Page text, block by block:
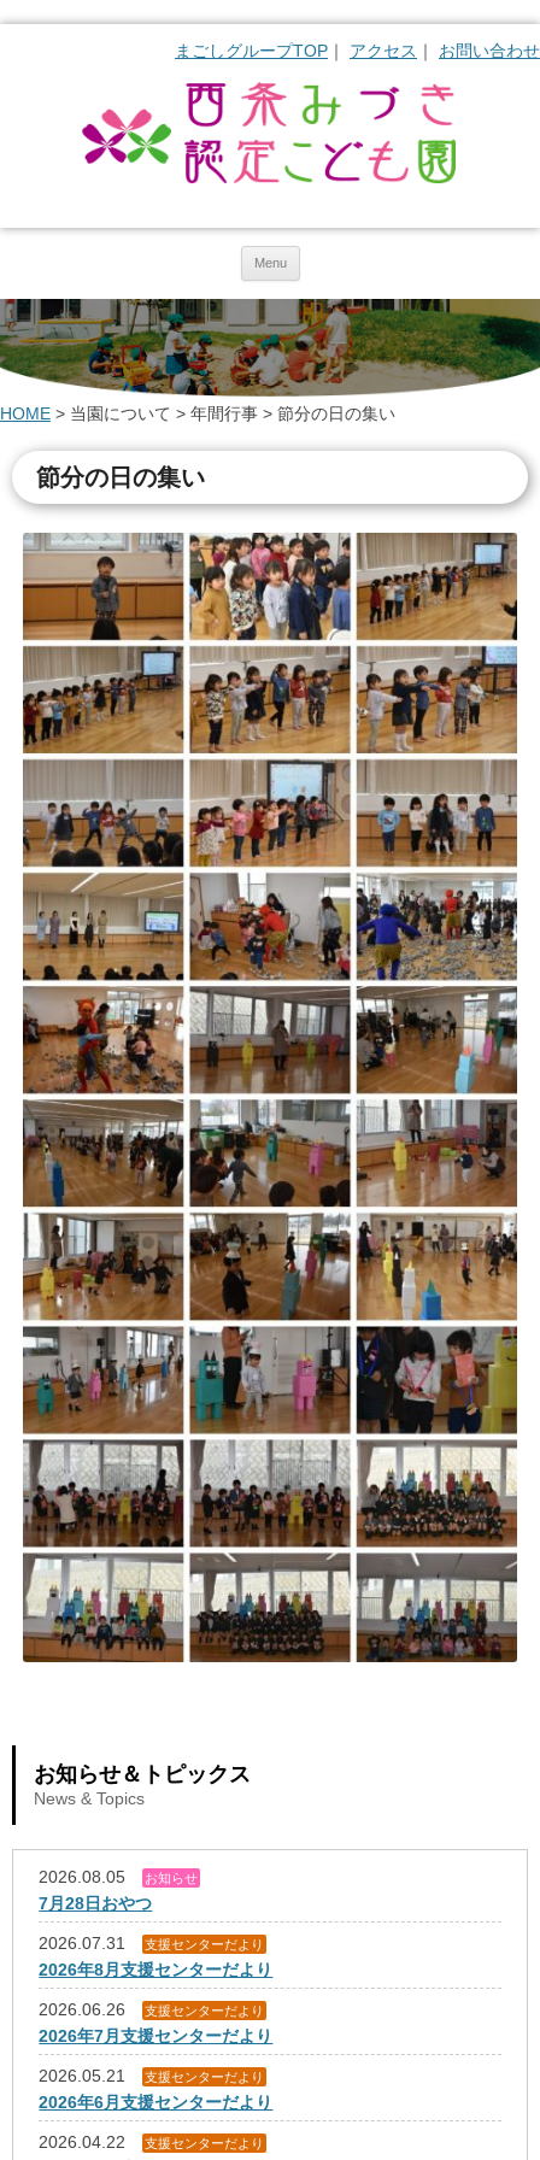
まごしグループTOP アクセス お問い合わせ
Menu
HOME > 当園について > 年間行事 > 節分の日の集い
節分の日の集い
お知らせ＆トピックス
News & Topics
2026.08.05 お知らせ
7月28日おやつ
2026.07.31 支援センターだより
2026年8月支援センターだより
2026.06.26 支援センターだより
2026年7月支援センターだより
2026.05.21 支援センターだより
2026年6月支援センターだより
2026.04.22 支援センターだより